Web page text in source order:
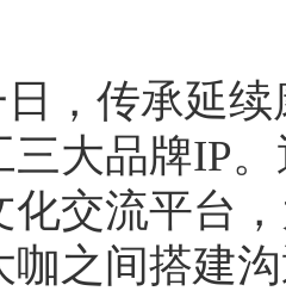
，传承延
三大品牌IP
化交流平台
咖之间搭建